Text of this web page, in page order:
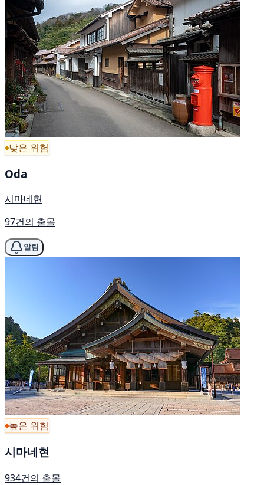
낮은 위험
Oda
시마네현
97건의 출몰
알림
높은 위험
시마네현
934건의 출몰